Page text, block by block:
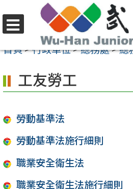
至
內
容
區
選
單
首頁>行政單位>總務處>總
工友勞工
勞動基準法
勞動基準法施行細則
職業安全衛生法
職業安全衛生法施行細則